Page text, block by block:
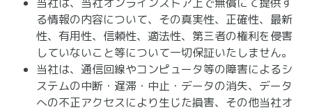
る情報の内容について、その真実性、正確性、最新
性、有用性、信頼性、適法性、第三者の権利を侵害
していないこと等について一切保証いたしません。
当社は、通信回線やコンピュータ等の障害によるシ
ステムの中断・遅滞・中止・データの消失、データ
への不正アクセスにより生じた損害、その他当社オ